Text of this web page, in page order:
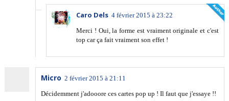
Caro Dels 4 février 2015 à 23:22
Merci ! Oui, la forme est vraiment originale et c'est
top car ça fait vraiment son effet !
Micro 2 février 2015 à 21:11
Décidemment j'adooore ces cartes pop up ! Il faut que j'essaye !!